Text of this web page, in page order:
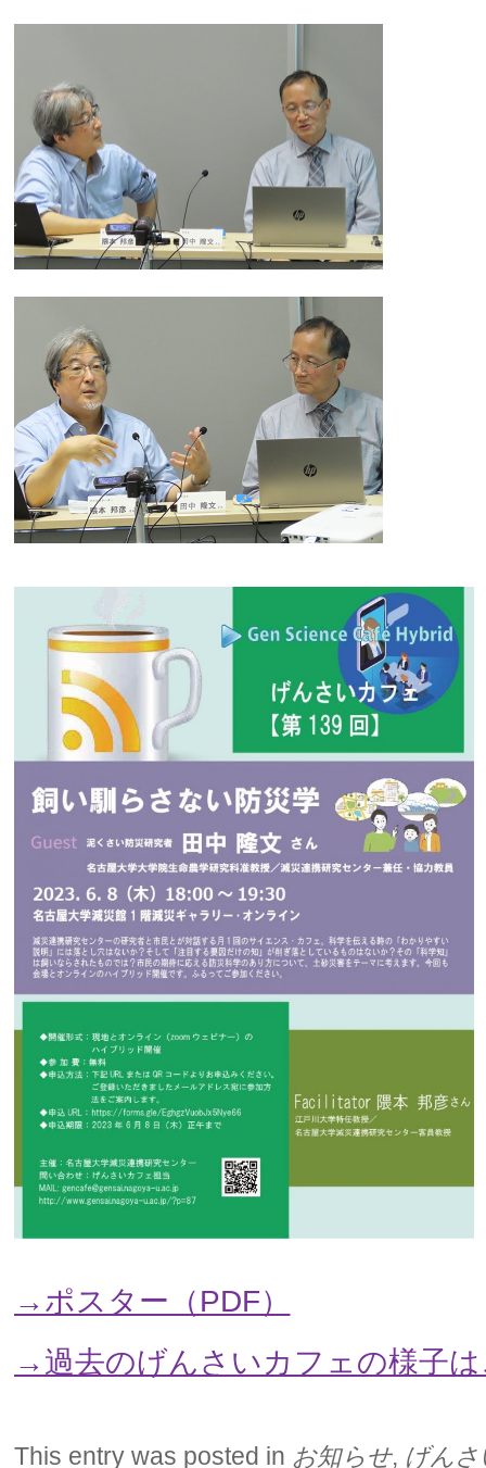
→ポスター（PDF）
→過去のげんさいカフェの様子
This entry was posted in お知らせ, げん